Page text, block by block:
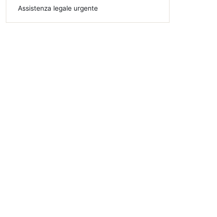
Assistenza legale urgente